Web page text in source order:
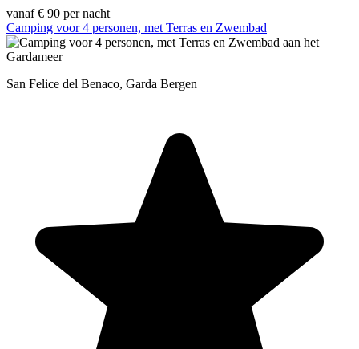
vanaf € 90 per nacht
Camping voor 4 personen, met Terras en Zwembad
San Felice del Benaco, Garda Bergen